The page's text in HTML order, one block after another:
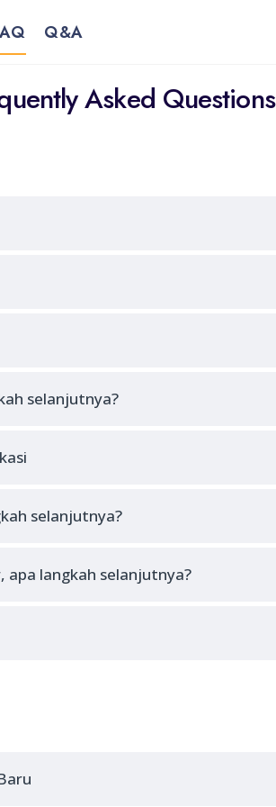
Q&A
Asked Questions
selanjutnya?
selanjutnya?
apa langkah selanjutnya?